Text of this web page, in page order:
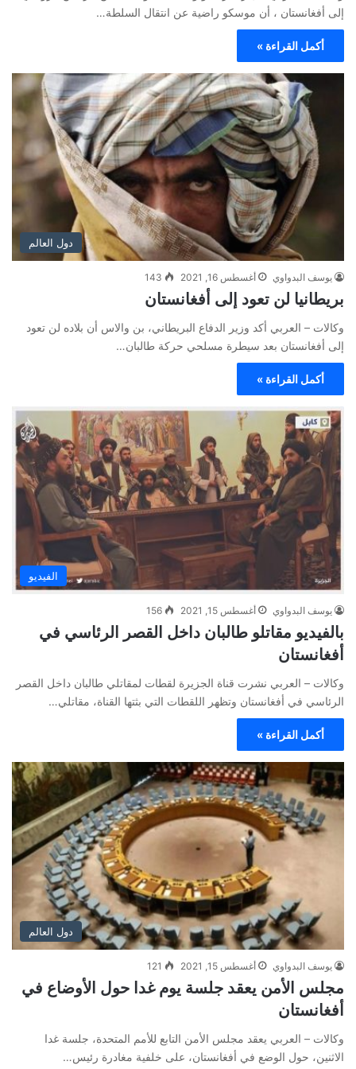
إلى أفغانستان ، أن موسكو راضية عن انتقال السلطة…
أكمل القراءة »
دول العالم
يوسف البدواوي أغسطس 16, 2021 143
بريطانيا لن تعود إلى أفغانستان
وكالات – العربي أكد وزير الدفاع البريطاني، بن والاس أن بلاده لن تعود
إلى أفغانستان بعد سيطرة مسلحي حركة طالبان…
أكمل القراءة »
الفيديو
يوسف البدواوي أغسطس 15, 2021 156
بالفيديو مقاتلو طالبان داخل القصر الرئاسي في
أفغانستان
وكالات – العربي نشرت قناة الجزيرة لقطات لمقاتلي طالبان داخل القصر
الرئاسي في أفغانستان وتظهر اللقطات التي بثتها القناة، مقاتلي…
أكمل القراءة »
دول العالم
يوسف البدواوي أغسطس 15, 2021 121
مجلس الأمن يعقد جلسة يوم غدا حول الأوضاع في
أفغانستان
وكالات – العربي يعقد مجلس الأمن التابع للأمم المتحدة، جلسة غدا
الاثنين، حول الوضع في أفغانستان، على خلفية مغادرة رئيس…